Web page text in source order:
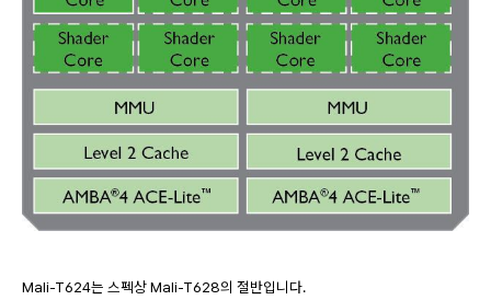
Mali-T624는 스펙상 Mali-T628의 절반입니다.